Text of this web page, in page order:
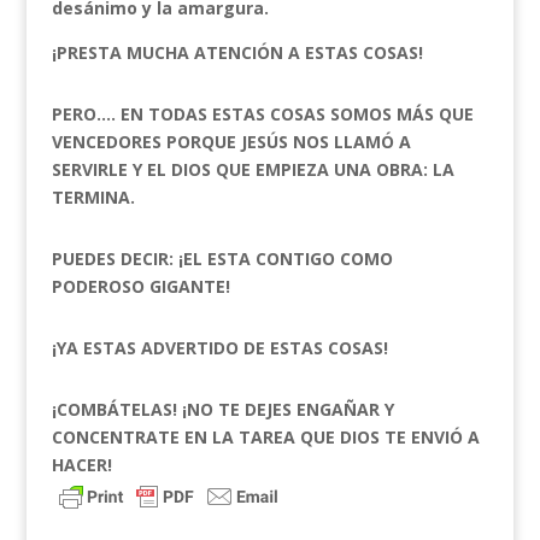
desánimo y la amargura.
¡PRESTA MUCHA ATENCIÓN A ESTAS COSAS!
PERO…. EN TODAS ESTAS COSAS SOMOS MÁS QUE
VENCEDORES PORQUE JESÚS NOS LLAMÓ A
SERVIRLE Y EL DIOS QUE EMPIEZA UNA OBRA: LA
TERMINA.
PUEDES DECIR: ¡EL ESTA CONTIGO COMO
PODEROSO GIGANTE!
¡YA ESTAS ADVERTIDO DE ESTAS COSAS!
¡COMBÁTELAS! ¡NO TE DEJES ENGAÑAR Y
CONCENTRATE EN LA TAREA QUE DIOS TE ENVIÓ A
HACER!